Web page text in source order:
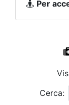
Per
Cerca: